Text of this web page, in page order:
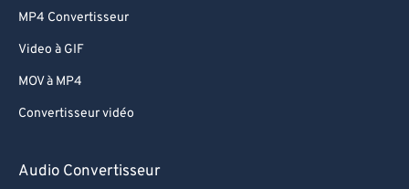
MP4 Convertisseur
Video à GIF
MOV à MP4
Convertisseur vidéo
Audio Convertisseur